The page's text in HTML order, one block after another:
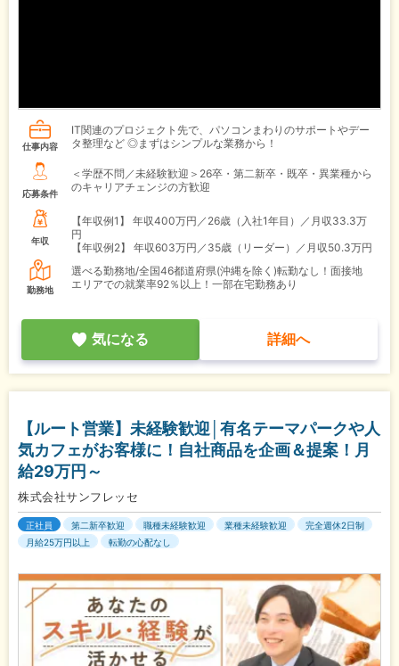
仕事内容
IT関連のプロジェクト先で、パソコンまわりのサポートやデー
タ整理など ◎まずはシンプルな業務から！
応募条件
＜学歴不問／未経験歓迎＞26卒・第二新卒・既卒・異業種から
のキャリアチェンジの方歓迎
年収
【年収例1】
年収400万円／26歳（入社1年目）／月収33.3万
円
【年収例2】
年収603万円／35歳（リーダー）／月収50.3万円
勤務地
選べる勤務地/全国46都道府県(沖縄を除く)転勤なし！面接地
エリアでの就業率92％以上！一部在宅勤務あり
気になる 詳細へ
【ルート営業】未経験歓迎│有名テーマパークや人
気カフェがお客様に！自社商品を企画＆提案！月
給29万円～
株式会社サンフレッセ
正社員 第二新卒歓迎 職種未経験歓迎 業種未経験歓迎
完全週休2日制
月給25万円以上
転勤の心配なし